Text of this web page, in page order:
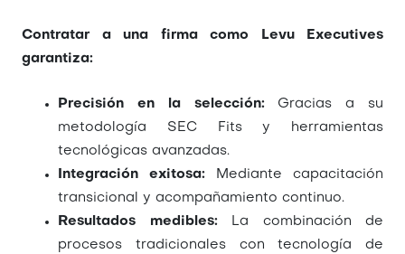
Contratar a una firma como Levu Executives
garantiza:
Precisión en la selección:Gracias a su
metodología SEC Fits y herramientas
tecnológicas avanzadas.
Integración exitosa: Mediante capacitación
transicional y acompañamiento continuo.
Resultados medibles:La combinación de
procesos tradicionales con tecnología de